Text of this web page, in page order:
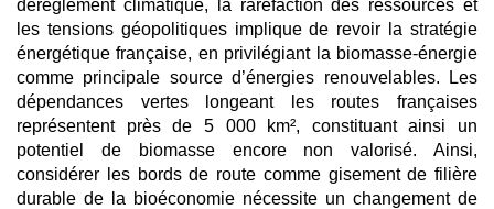
dérèglement climatique, la raréfaction des ressources et
les tensions géopolitiques implique de revoir la stratégie
énergétique française, en privilégiant la biomasse-énergie
comme principale source d’énergies renouvelables. Les
dépendances vertes longeant les routes françaises
représentent près de 5 000 km², constituant ainsi un
potentiel de biomasse encore non valorisé. Ainsi,
considérer les bords de route comme gisement de filière
durable de la bioéconomie nécessite un changement de